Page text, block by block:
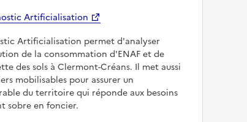
Artificialisation
Artificialisation permet d'analyser
de la consommation d'ENAF et de
des sols à Clermont-Créans. Il met aussi
mobilisables pour assurer un
du territoire qui réponde aux besoins
sobre en foncier.